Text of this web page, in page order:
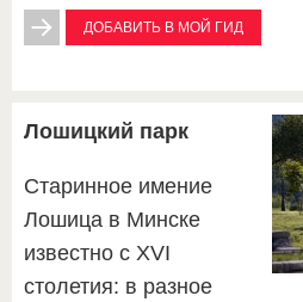
ДОБАВИТЬ В МОЙ ГИД
Лошицкий парк
Старинное имение
Лошица в Минске
известно с ХVI
столетия: в разное